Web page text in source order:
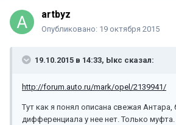
artbyz
Опубликовано: 19 октября 2015
19.10.2015 в 14:33, Ыкс сказал:
http://forum.auto.ru/mark/opel/2139941/
Тут как я понял описана свежая Антара,
дифференциала у нее нет. Только